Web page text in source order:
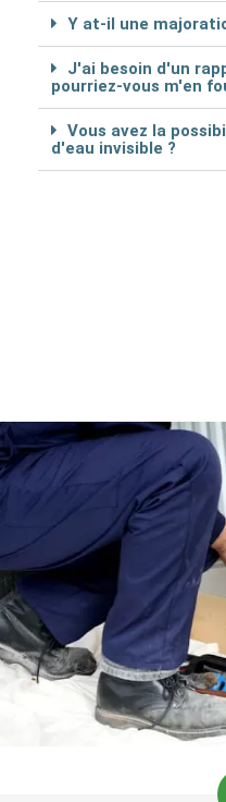
Y at-il une
J'ai besoin d'un
pourriez-vous m'en
Vous avez la
d'eau invisible ?